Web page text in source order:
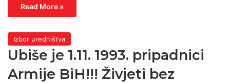
Read More »
Izbor uredništva
Ubiše je 1.11. 1993. pripadnici
Armije BiH!!! Živjeti bez